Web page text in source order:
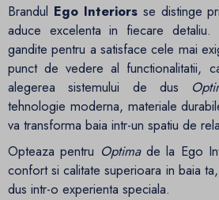
Brandul Ego Interiorsse distinge
aduce excelenta in fiecare detaliu.
gandite pentru a satisface cele mai
punct de vedere al functionalitatii,
alegerea sistemului de dus
tehnologie moderna, materiale
va transforma baia intr-un spatiu de
Opteaza pentru Optimade la Ego
confort si calitate superioara in baia
dus intr-o experienta speciala.